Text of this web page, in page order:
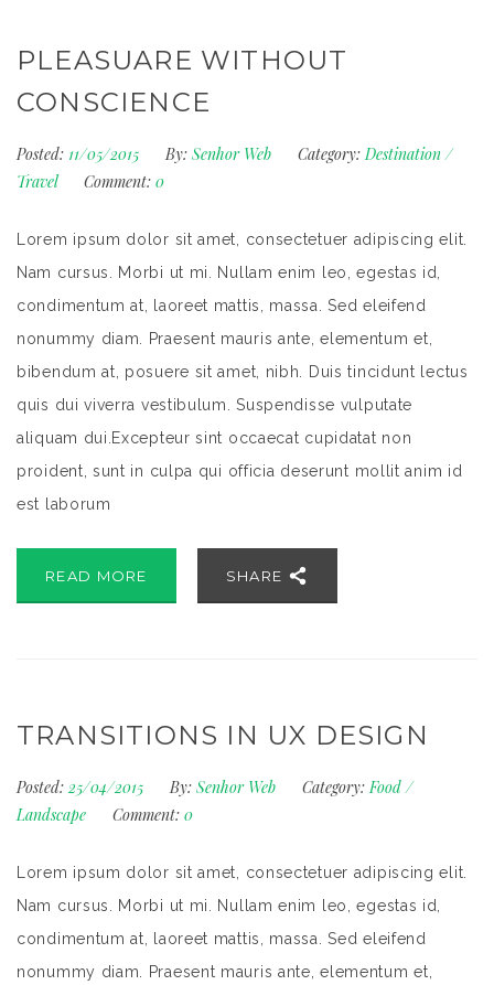
PLEASUARE WITHOUT
CONSCIENCE
Posted: 11/05/2015 By: Senhor Web Category: Destination/
Travel
Comment: 0
Lorem ipsum dolor sit amet, consectetuer adipiscing elit.
Nam cursus. Morbi ut mi. Nullam enim leo, egestas id,
condimentum at, laoreet mattis, massa. Sed eleifend
nonummy diam. Praesent mauris ante, elementum et,
bibendum at, posuere sit amet, nibh. Duis tincidunt lectus
quis dui viverra vestibulum. Suspendisse vulputate
aliquam dui.Excepteur sint occaecat cupidatat non
proident, sunt in culpa qui officia deserunt mollit anim id
est laborum
READ MORE SHARE
TRANSITIONS IN UX DESIGN
Posted: 25/04/2015 By: Senhor Web Category: Food/
Landscape
Comment: 0
Lorem ipsum dolor sit amet, consectetuer adipiscing elit.
Nam cursus. Morbi ut mi. Nullam enim leo, egestas id,
condimentum at, laoreet mattis, massa. Sed eleifend
nonummy diam. Praesent mauris ante, elementum et,